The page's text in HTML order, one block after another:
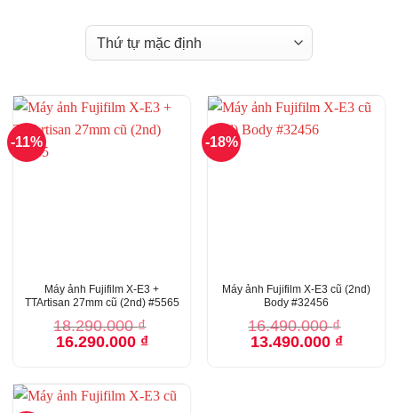
-11%
Máy ảnh Fujifilm X-E3 +
TTArtisan 27mm cũ (2nd) #5565
18.290.000₫
Giá
gốc
16.290.000 ₫Giá
16.290.000 ₫.
-18%
Máy ảnh Fujifilm X-E3 cũ (2nd)
Body #32456
16.490.000₫
Giá
gốc
13.490.000 ₫Giá